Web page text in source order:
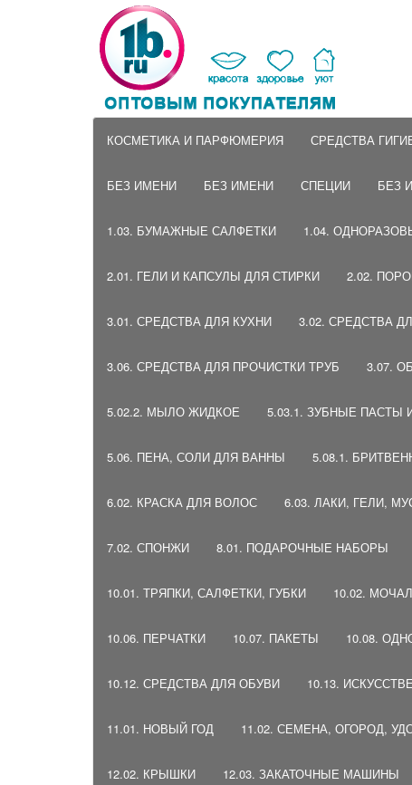
КОСМЕТИКА И ПАРФЮМЕРИЯ СРЕДСТВА
БЕЗ ИМЕНИ БЕЗ ИМЕНИ СПЕЦИИ БЕЗ
1.03. БУМАЖНЫЕ САЛФЕТКИ 1.04.
2.01. ГЕЛИ И КАПСУЛЫ ДЛЯ СТИРКИ 2.02.
3.01. СРЕДСТВА ДЛЯ КУХНИ 3.02. СРЕДСТВА
3.06. СРЕДСТВА ДЛЯ ПРОЧИСТКИ ТРУБ 3.07.
5.02.2. МЫЛО ЖИДКОЕ 5.03.1. ЗУБНЫЕ ПАСТЫ
5.06. ПЕНА, СОЛИ ДЛЯ ВАННЫ 5.08.1.
6.02. КРАСКА ДЛЯ ВОЛОС 6.03. ЛАКИ, ГЕЛИ,
7.02. СПОНЖИ 8.01. ПОДАРОЧНЫЕ НАБОРЫ
10.01. ТРЯПКИ, САЛФЕТКИ, ГУБКИ 10.02.
10.06. ПЕРЧАТКИ 10.07. ПАКЕТЫ 10.08.
10.12. СРЕДСТВА ДЛЯ ОБУВИ 10.13.
11.01. НОВЫЙ ГОД 11.02. СЕМЕНА, ОГОРОД,
12.02. КРЫШКИ 12.03. ЗАКАТОЧНЫЕ МАШИНЫ